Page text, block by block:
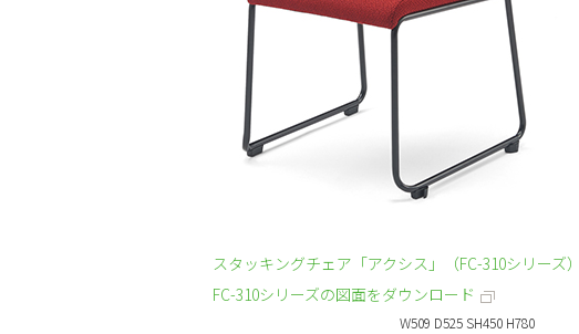
スタッキングチェア「アクシス」（FC-310シリーズ）
FC-310シリーズの図面をダウンロード
W509 D525 SH450 H780